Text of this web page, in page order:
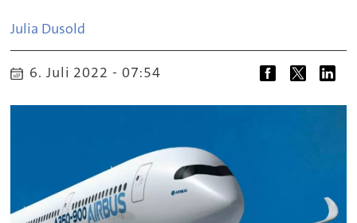
Julia Dusold
6. Juli 2022 - 07:54